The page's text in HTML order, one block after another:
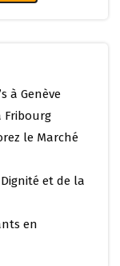
à Genève
Fribourg
le Marché
et de la
en